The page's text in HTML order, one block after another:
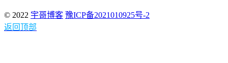
© 2022 宇哥博客 豫ICP备2021010925号-2
返回顶部